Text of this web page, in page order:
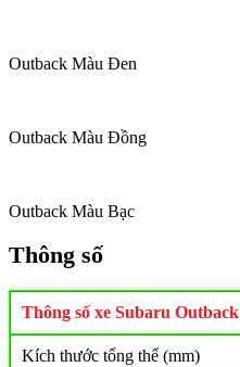
Outback Màu Đen
Outback Màu Đồng
Outback Màu Bạc
Thông số
Thông số xe Subaru Outback
Kích thước tổng thể (mm)